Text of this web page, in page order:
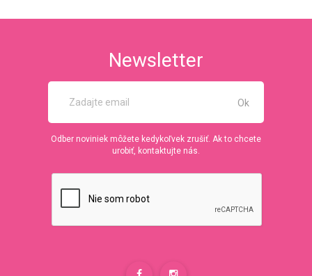
Newsletter
Odber noviniek môžete kedykoľvek zrušiť. Ak to chcete
urobiť, kontaktujte nás.